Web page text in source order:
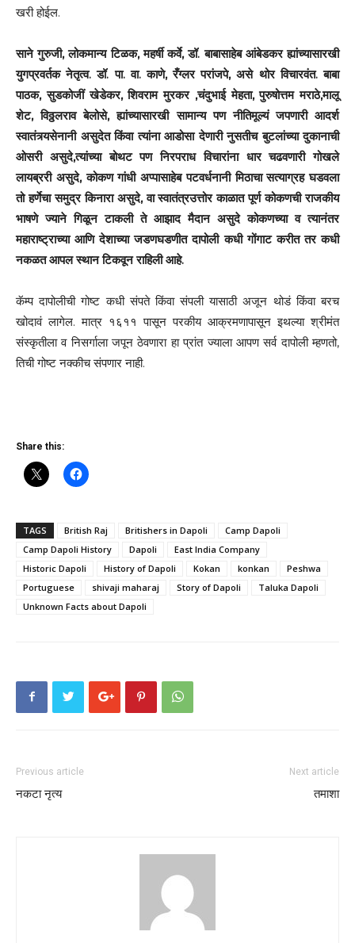
खरी होईल.
साने गुरुजी, लोकमान्य टिळक, महर्षी कर्वे, डॉ. बाबासाहेब आंबेडकर ह्यांच्यासारखी
युगप्रवर्तक नेतृत्व. डॉ. पा. वा. काणे, रँग्लर परांजपे, असे थोर विचारवंत. बाबा
पाठक, सुडकोजीं खेडेकर, शिवराम मुरकर ,चंदुभाई मेहता, पुरुषोत्तम मराठे,मालू
शेट, विठ्ठलराव बेलोसे, ह्यांच्यासारखी सामान्य पण नीतिमूल्यं जपणारी आदर्श
स्वातंत्र्यसेनानी असुदेत किंवा त्यांना आडोसा देणारी नुसतीच बुटलांच्या दुकानाची
ओसरी असुदे,त्यांच्या बोथट पण निरपराध विचारांना धार चढवणारी गोखले
लायब्ररी असुदे, कोकण गांधी अप्पासाहेब पटवर्धनानी मिठाचा सत्याग्रह घडवला
तो हर्णेचा समुद्र किनारा असुदे, वा स्वातंत्रउत्तोर काळात पूर्ण कोकणची राजकीय
भाषणे ज्याने गिळून टाकली ते आझाद मैदान असुदे कोकणच्या व त्यानंतर
महाराष्ट्राच्या आणि देशाच्या जडणघडणीत दापोली कधी गोंगाट करीत तर कधी
नकळत आपल स्थान टिकवून राहिली आहे.
कॅम्प दापोलीची गोष्ट कधी संपते किंवा संपली यासाठी अजून थोडं किंवा बरच
खोदावं लागेल. मात्र १६११ पासून परकीय आक्रमणापासून इथल्या श्रीमंत
संस्कृतीला व निसर्गाला जपून ठेवणारा हा प्रांत ज्याला आपण सर्व दापोली म्हणतो,
तिची गोष्ट नक्कीच संपणार नाही.
Share this:
TAGS British Raj Britishers in Dapoli
Camp Dapoli
Camp Dapoli History
Dapoli
East India Company
Historic Dapoli
History of Dapoli Kokan konkan
Peshwa
Portuguese
shivaji maharaj Story of Dapoli
Taluka Dapoli
Unknown Facts about Dapoli
Previous article
नकटा नृत्य
Next article
तमाशा